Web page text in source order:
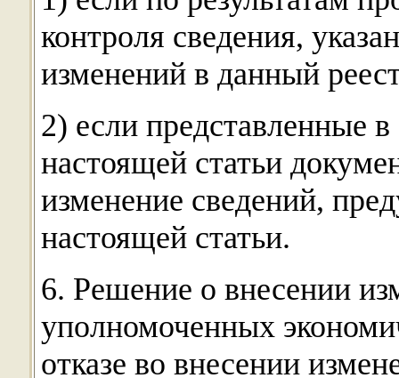
контроля сведения,
изменений в данный
2) если представленные
настоящей статьи
изменение сведений,
настоящей статьи.
6. Решение о внесении
уполномоченных
отказе во внесении